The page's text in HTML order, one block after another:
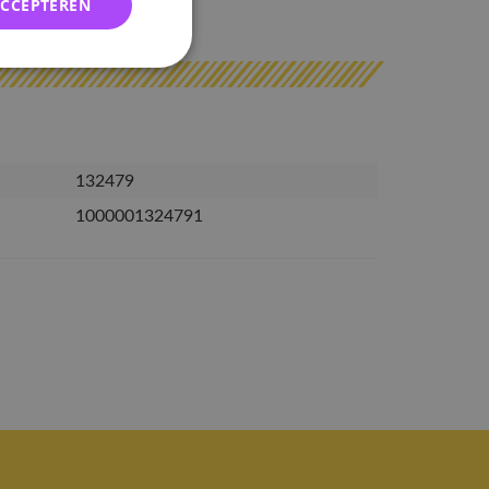
132479
1000001324791